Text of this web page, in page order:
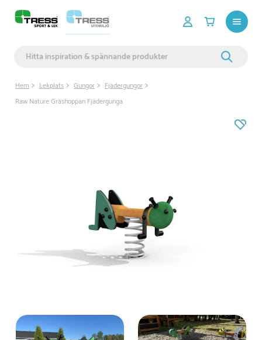
Hem Lekplats Gungor
Fjädergungor
Raw Nature Gräshoppan Fjädergunga